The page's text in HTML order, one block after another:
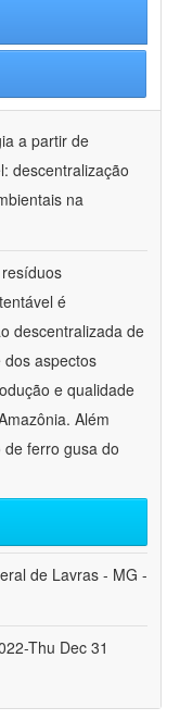
a partir de
descentralização
na
é
descentralizada de
aspectos
e qualidade
Além
ferro gusa do
de Lavras - MG -
Thu Dec 31